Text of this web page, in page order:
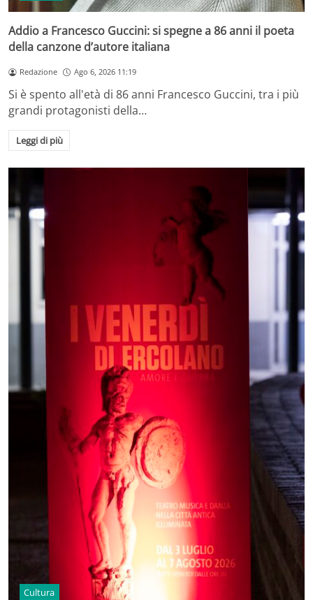
Addio a Francesco Guccini: si spegne a 86 anni il poeta
della canzone d’autore italiana
Redazione Ago 6, 2026 11:19
Si è spento all'età di 86 anni Francesco Guccini, tra i più
grandi protagonisti della…
Leggi di più
Cultura